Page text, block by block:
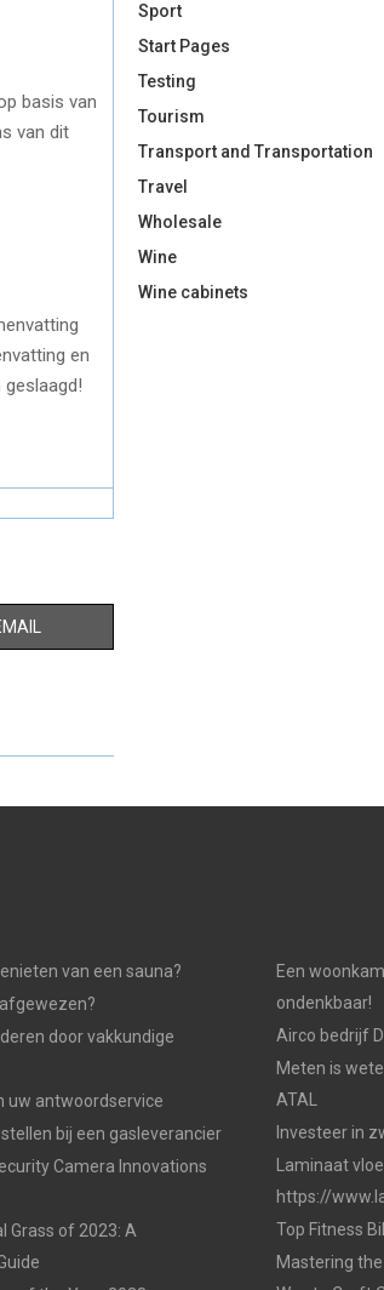
basis van
van dit
en
Sport
Start Pages
Testing
Tourism
Transport and Transportation
Travel
Wholesale
Wine
Wine cabinets
van een sauna?
door vakkundige
uw antwoordservice
bij een gasleverancier
Camera Innovations
Grass of 2023: A
Een
ondenkbaar!
Airco bedrijf
Meten is
ATAL
Investeer in
Laminaat
https://
Top Fitness
Mastering